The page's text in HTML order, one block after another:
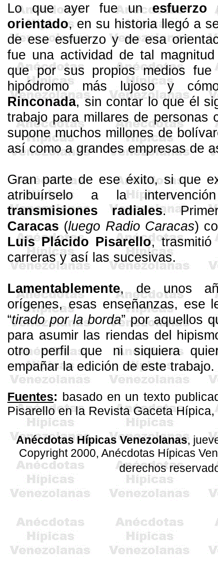
Lo que ayer fue unesfuerzo
orientado, en su historia llegó a
de ese esfuerzo y de esa
fue una actividad de tal
que por sus propios medios
hipódromo más lujoso y
Rinconada, sin contar lo que él
trabajo para millares de personas
supone muchos millones de
así como a grandes empresas de
Gran parte de ese éxito, si que
atribuírselo a la
transmisiones radiales.
Caracas (luego Radio Caracas)
Luis Plácido Pisarello, trasmitió
carreras y así las sucesivas.
Lamentablemente, de unos
orígenes, esas enseñanzas, ese
“tirado por la borda” por aquellos
para asumir las riendas del
otro perfil que ni siquiera
empañar la edición de este trabajo.
Fuentes: basado en un texto
Pisarelloen la Revista Gaceta Hípica,
Anécdotas Hípicas Venezolanas,
Copyright 2000, Anécdotas Hípicas
derechos